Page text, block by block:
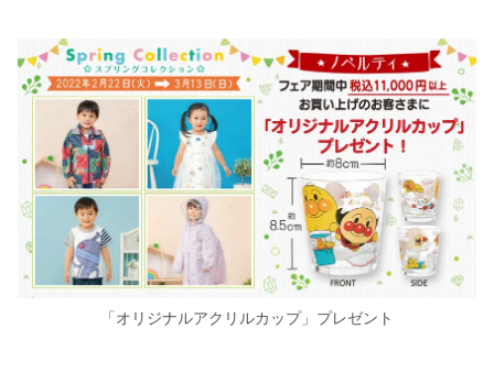
「オリジナルアクリルカップ」プレゼント